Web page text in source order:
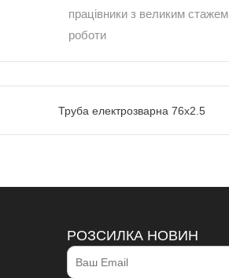
працівники з великим стажем
роботи
Труба електрозварна 76х2.5
РОЗСИЛКА НОВИН